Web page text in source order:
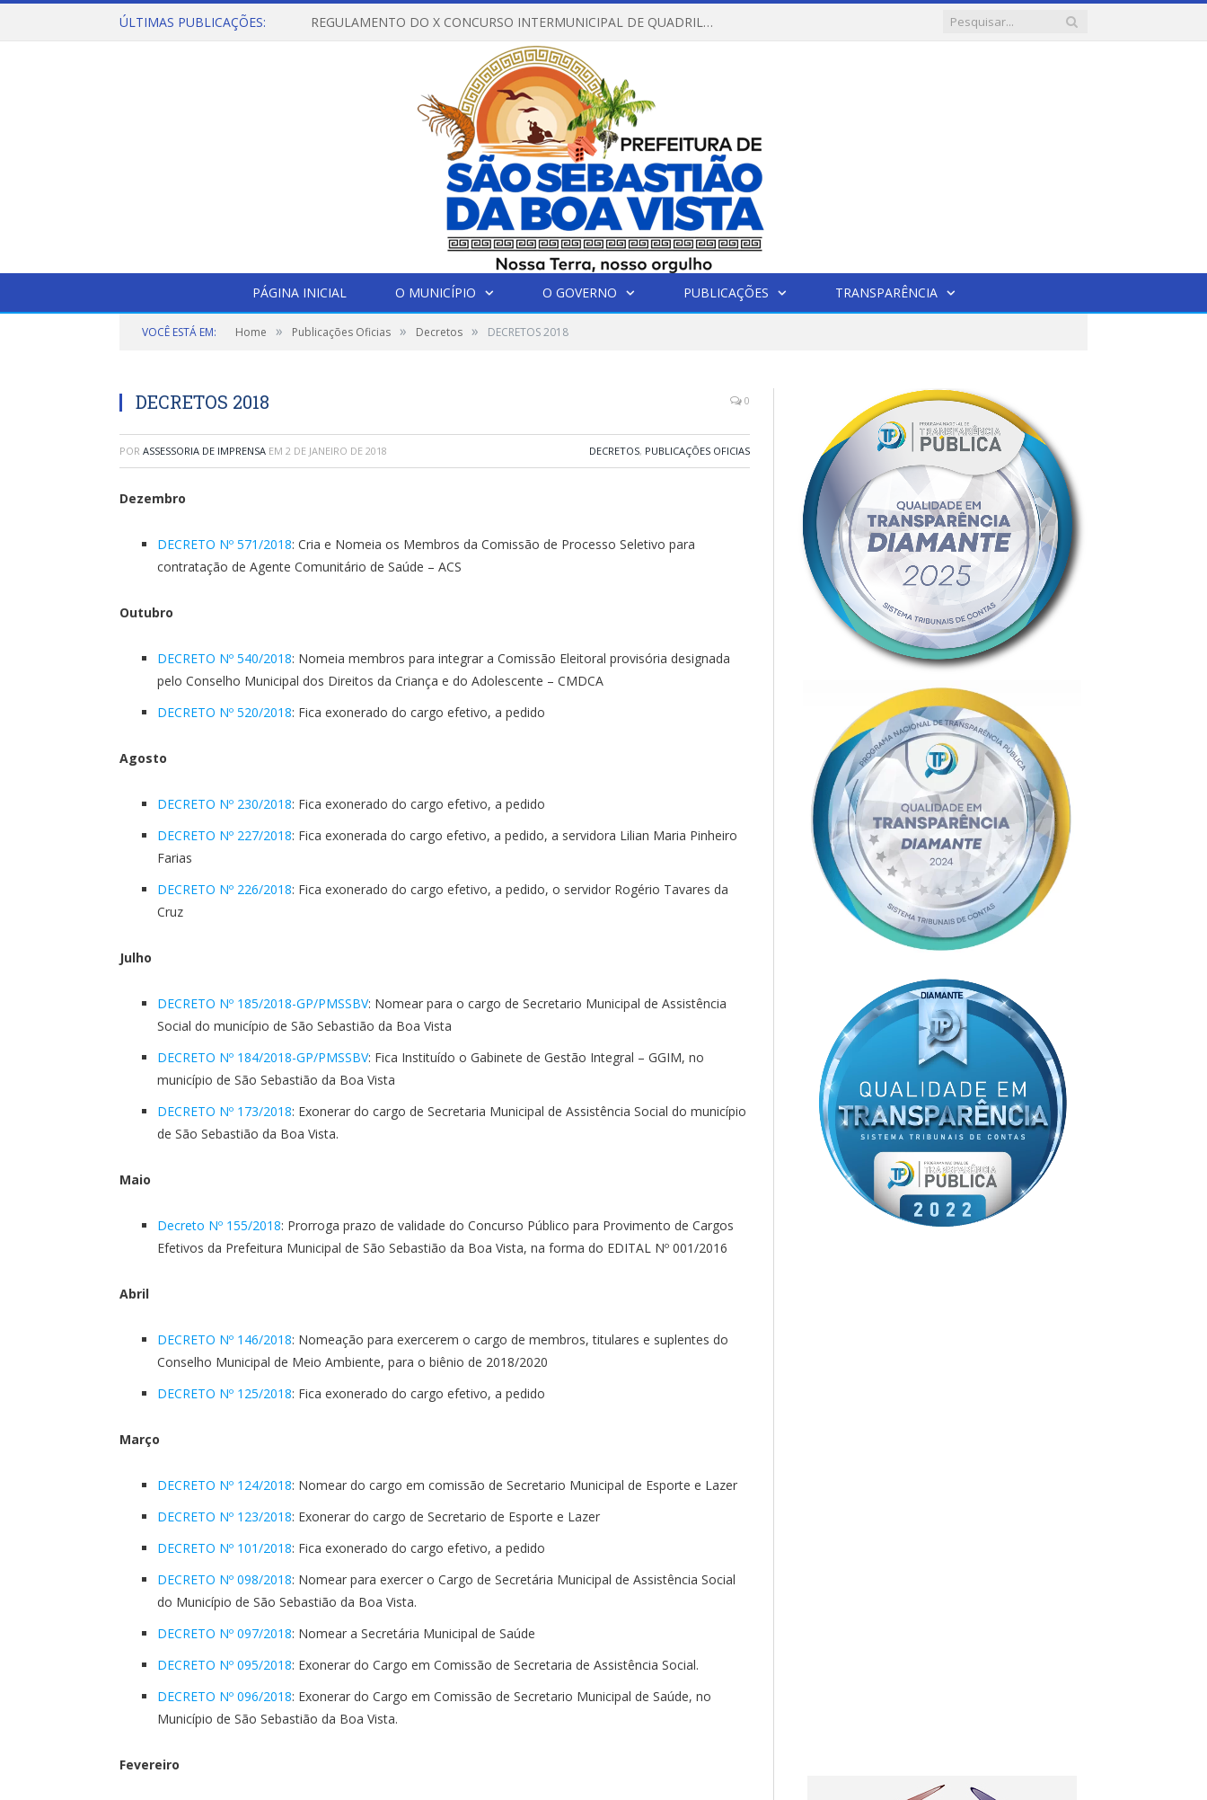
ÚLTIMAS PUBLICAÇÕES: REGULAMENTO DO X CONCURSO INTERMUNICIPAL DE QUADRILHAS JUNINAS – 2026 – ARRAIÁ DA VENEZA
PÁGINA INICIAL O MUNICÍPIO O GOVERNO PUBLICAÇÕES TRANSPARÊNCIA
VOCÊ ESTÁ EM: Home » Publicações Oficias » Decretos » DECRETOS 2018
DECRETOS 2018 0
POR ASSESSORIA DE IMPRENSA EM 2 DE JANEIRO DE 2018 DECRETOS, PUBLICAÇÕES OFICIAS
Dezembro
DECRETO Nº 571/2018: Cria e Nomeia os Membros da Comissão de Processo Seletivo para
contratação de Agente Comunitário de Saúde – ACS
Outubro
DECRETO Nº 540/2018: Nomeia membros para integrar a Comissão Eleitoral provisória designada
pelo Conselho Municipal dos Direitos da Criança e do Adolescente – CMDCA
DECRETO Nº 520/2018: Fica exonerado do cargo efetivo, a pedido
Agosto
DECRETO Nº 230/2018: Fica exonerado do cargo efetivo, a pedido
DECRETO Nº 227/2018: Fica exonerada do cargo efetivo, a pedido, a servidora Lilian Maria Pinheiro
Farias
DECRETO Nº 226/2018: Fica exonerado do cargo efetivo, a pedido, o servidor Rogério Tavares da
Cruz
Julho
DECRETO Nº 185/2018-GP/PMSSBV: Nomear para o cargo de Secretario Municipal de Assistência
Social do município de São Sebastião da Boa Vista
DECRETO Nº 184/2018-GP/PMSSBV: Fica Instituído o Gabinete de Gestão Integral – GGIM, no
município de São Sebastião da Boa Vista
DECRETO Nº 173/2018: Exonerar do cargo de Secretaria Municipal de Assistência Social do município
de São Sebastião da Boa Vista.
Maio
Decreto Nº 155/2018: Prorroga prazo de validade do Concurso Público para Provimento de Cargos
Efetivos da Prefeitura Municipal de São Sebastião da Boa Vista, na forma do EDITAL Nº 001/2016
Abril
DECRETO Nº 146/2018: Nomeação para exercerem o cargo de membros, titulares e suplentes do
Conselho Municipal de Meio Ambiente, para o biênio de 2018/2020
DECRETO Nº 125/2018: Fica exonerado do cargo efetivo, a pedido
Março
DECRETO Nº 124/2018: Nomear do cargo em comissão de Secretario Municipal de Esporte e Lazer
DECRETO Nº 123/2018: Exonerar do cargo de Secretario de Esporte e Lazer
DECRETO Nº 101/2018: Fica exonerado do cargo efetivo, a pedido
DECRETO Nº 098/2018: Nomear para exercer o Cargo de Secretária Municipal de Assistência Social
do Município de São Sebastião da Boa Vista.
DECRETO Nº 097/2018: Nomear a Secretária Municipal de Saúde
DECRETO Nº 095/2018: Exonerar do Cargo em Comissão de Secretaria de Assistência Social.
DECRETO Nº 096/2018: Exonerar do Cargo em Comissão de Secretario Municipal de Saúde, no
Município de São Sebastião da Boa Vista.
Fevereiro